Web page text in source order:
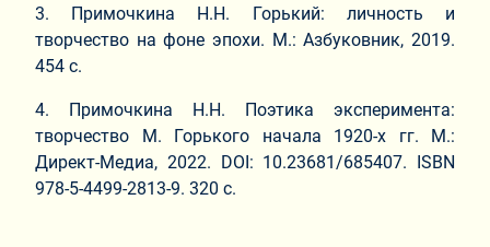
3. Примочкина Н.Н. Горький: личность и
творчество на фоне эпохи. М.: Азбуковник, 2019.
454 с.
4. Примочкина Н.Н. Поэтика эксперимента:
творчество М. Горького начала 1920-х гг. М.:
Директ-Медиа, 2022. DOI: 10.23681/685407. ISBN
978-5-4499-2813-9. 320 с.